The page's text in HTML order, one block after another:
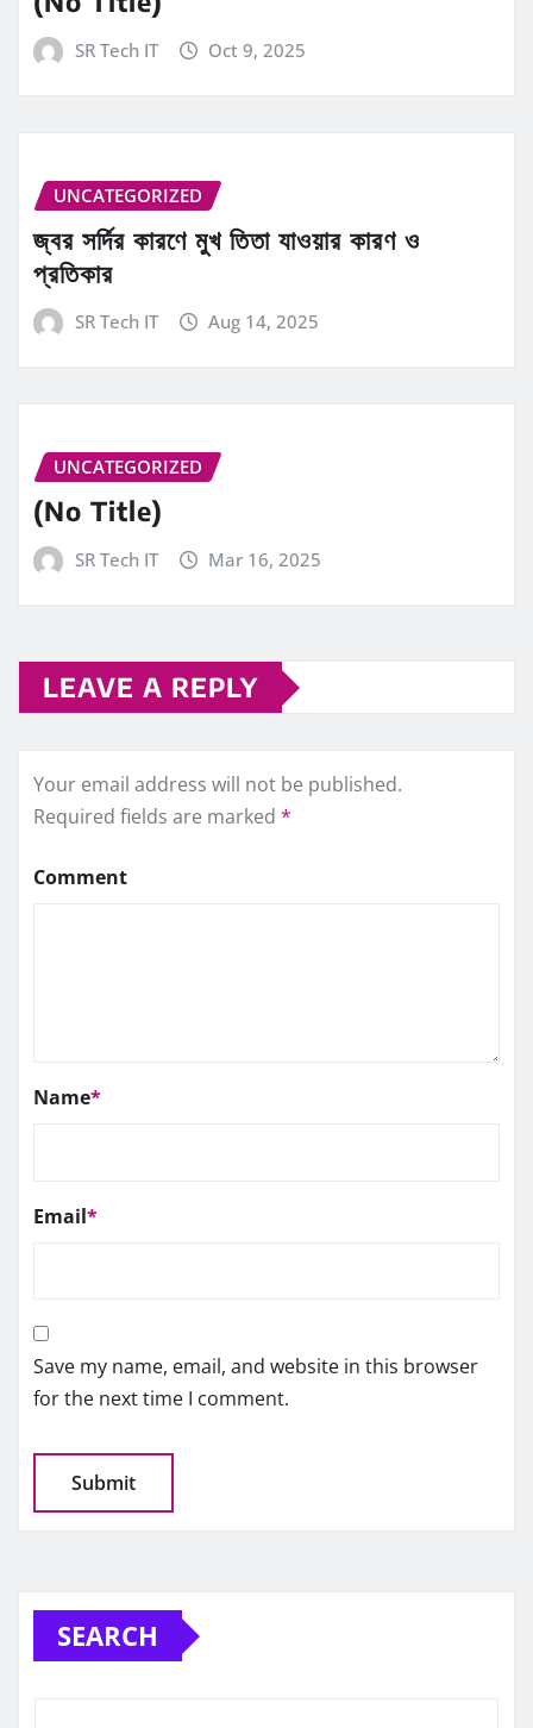
SR Tech IT Oct 9, 2025
UNCATEGORIZED
জ্বর সর্দির কারণে মুখ তিতা যাওয়ার কারণ ও
প্রতিকার
SR Tech IT Aug 14, 2025
UNCATEGORIZED
(No Title)
SR Tech IT Mar 16, 2025
LEAVE A REPLY
Your email address will not be published.
Required fields are marked *
Comment
Name*
Email*
Save my name, email, and website in this browser
for the next time I comment.
SEARCH